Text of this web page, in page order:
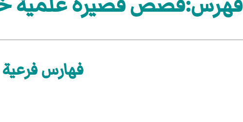
فهارس فرعية